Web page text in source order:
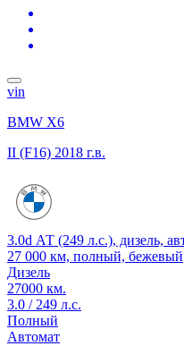
vin
BMW X6
II (F16) 2018 г.в.
3.0d АТ (249 л.с.), дизель,
27 000 км, полный, бежевый
Дизель
27000 км.
3.0 / 249 л.с.
Полный
Автомат